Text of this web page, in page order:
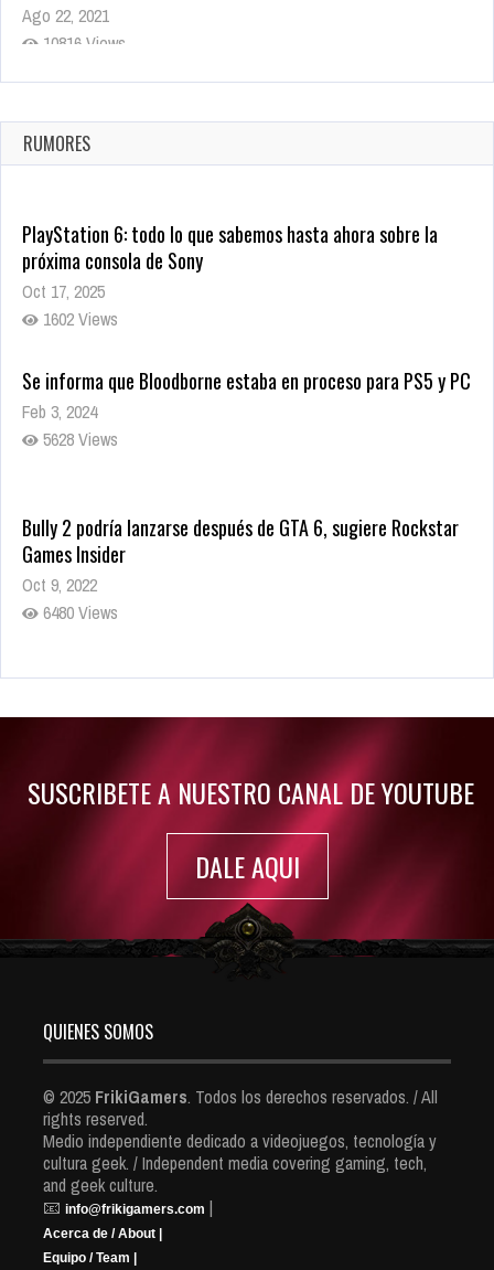
Ago 22, 2021
10816 Views
La configuración de Call of Duty 2021 aparentemente ya fue
Ago 8, 2021
10002 Views
RUMORES
PlayStation 6: todo lo que sabemos hasta ahora sobre la
próxima consola de Sony
Oct 17, 2025
1602 Views
Se informa que Bloodborne estaba en proceso para PS5 y PC
Feb 3, 2024
5628 Views
Bully 2 podría lanzarse después de GTA 6, sugiere Rockstar
Games Insider
Oct 9, 2022
6480 Views
Rumor: Se filtran los primeros detalles de Resident Evil 9
SUSCRIBETE A NUESTRO CANAL DE YOUTUBE
DALE AQUI
QUIENES SOMOS
© 2025 FrikiGamers. Todos los derechos reservados. / All
rights reserved.
Medio independiente dedicado a videojuegos, tecnología y
cultura geek. / Independent media covering gaming, tech,
and geek culture.
📧 info@frikigamers.com |
Acerca de / About |
Equipo / Team |